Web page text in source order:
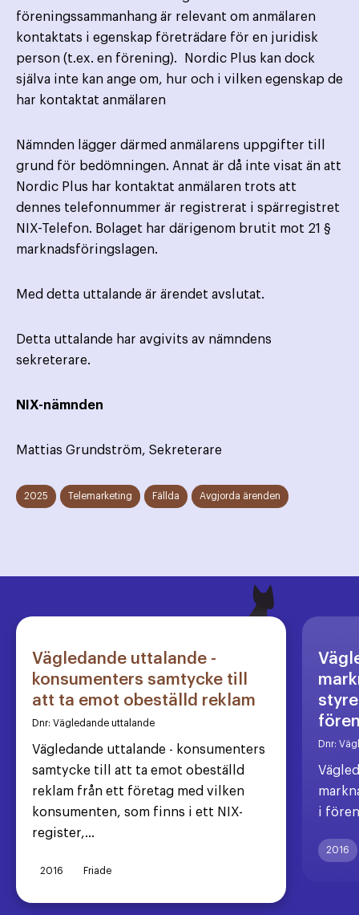
föreningssammanhang är relevant om anmälaren
kontaktats i egenskap företrädare för en juridisk
person (t.ex. en förening). Nordic Plus kan dock
själva inte kan ange om, hur och i vilken egenskap de
har kontaktat anmälaren
Nämnden lägger därmed anmälarens uppgifter till
grund för bedömningen. Annat är då inte visat än att
Nordic Plus har kontaktat anmälaren trots att
dennes telefonnummer är registrerat i spärregistret
NIX-Telefon. Bolaget har därigenom brutit mot 21 §
marknadsföringslagen.
Med detta uttalande är ärendet avslutat.
Detta uttalande har avgivits av nämndens
sekreterare.
NIX-nämnden
Mattias Grundström, Sekreterare
2025 Telemarketing Fällda Avgjorda ärenden
Vägledande uttalande -
konsumenters samtycke till
att ta emot obeställd reklam
Dnr: Vägledande uttalande
Vägledande uttalande - konsumenters
samtycke till att ta emot obeställd
reklam från ett företag med vilken
konsumenten, som finns i ett NIX-
register,...
2016 Friade
Dnr:
i
2016